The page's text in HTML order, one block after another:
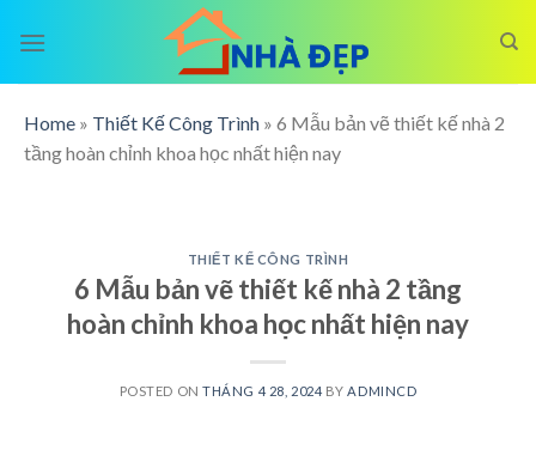
Home » Thiết Kế Công Trình » 6 Mẫu bản vẽ thiết kế nhà 2
tầng hoàn chỉnh khoa học nhất hiện nay
THIẾT KẾ CÔNG TRÌNH
6 Mẫu bản vẽ thiết kế nhà 2 tầng
hoàn chỉnh khoa học nhất hiện nay
POSTED ONTHÁNG 4 28, 2024 BYADMINCD